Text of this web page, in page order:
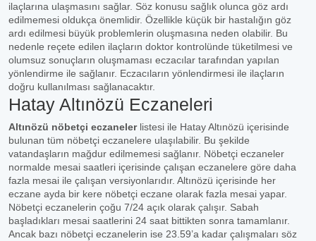
ilaçlarına ulaşmasını sağlar. Söz konusu sağlık olunca göz ardı
edilmemesi oldukça önemlidir. Özellikle küçük bir hastalığın göz
ardı edilmesi büyük problemlerin oluşmasına neden olabilir. Bu
nedenle reçete edilen ilaçların doktor kontrolünde tüketilmesi ve
olumsuz sonuçların oluşmaması eczacılar tarafından yapılan
yönlendirme ile sağlanır. Eczacıların yönlendirmesi ile ilaçların
doğru kullanılması sağlanacaktır.
Hatay Altınözü Eczaneleri
Altınözü nöbetçi eczanelerlistesi ile Hatay Altınözü içerisinde
bulunan tüm nöbetçi eczanelere ulaşılabilir. Bu şekilde
vatandaşların mağdur edilmemesi sağlanır. Nöbetçi eczaneler
normalde mesai saatleri içerisinde çalışan eczanelere göre daha
fazla mesai ile çalışan versiyonlarıdır. Altınözü içerisinde her
eczane ayda bir kere nöbetçi eczane olarak fazla mesai yapar.
Nöbetçi eczanelerin çoğu 7/24 açık olarak çalışır. Sabah
başladıkları mesai saatlerini 24 saat bittikten sonra tamamlanır.
Ancak bazı nöbetçi eczanelerin ise 23.59’a kadar çalışmaları söz